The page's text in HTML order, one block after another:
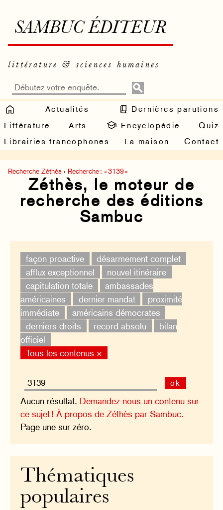
SAMBUC ÉDITEUR
littérature & sciences humaines
Actualités
Dernières parutions
Littérature
Arts Encyclopédie
Quiz
Librairies francophones
La maison Contact
Recherche Zéthès › Recherche : « 3139 »
Zéthès, le moteur de
recherche des éditions
Sambuc
façon proactive
désarmement complet
afflux exceptionnel
nouvel itinéraire
capitulation totale
ambassades
américaines
dernier mandat
proximité
immédiate
américains démocrates
derniers droits
record absolu
bilan
officiel
Tous les contenus ×
ok
Aucun résultat. Demandez-nous un contenu sur
ce sujet ! À propos de Zéthès par Sambuc.
Page une sur zéro.
Thématiques
populaires